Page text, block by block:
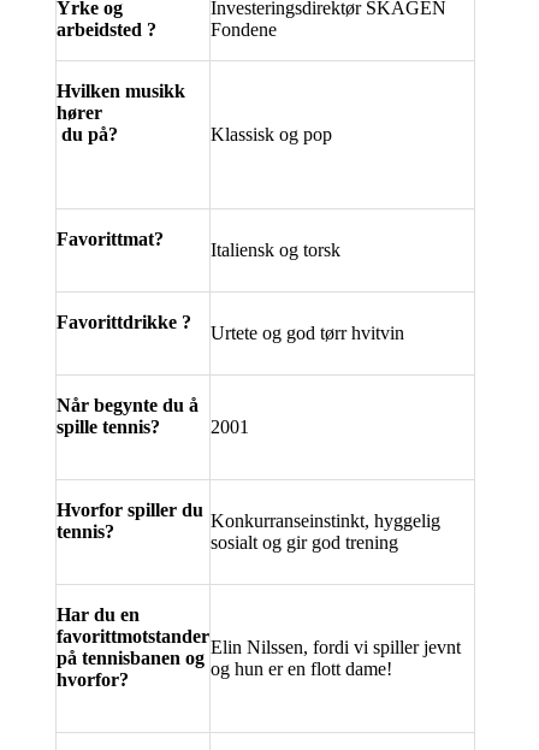
Yrke og
arbeidsted ?
Investeringsdirektør SKAGEN
Fondene
Hvilken musikk
hører
du på?
Klassisk og pop
Favorittmat?
Italiensk og torsk
Favorittdrikke ?
Urtete og god tørr hvitvin
Når begynte du å
spille tennis?
2001
Hvorfor spiller du
tennis?
Konkurranseinstinkt, hyggelig
sosialt og gir god trening
Har du en
favorittmotstander
på tennisbanen og
hvorfor?
Elin Nilssen, fordi vi spiller jevnt
og hun er en flott dame!